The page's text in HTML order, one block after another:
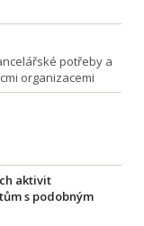
potřeby a
organizacemi
aktivit
s podobným